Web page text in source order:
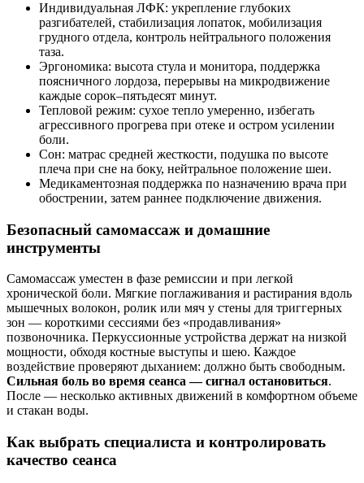
Индивидуальная ЛФК: укрепление глубоких
разгибателей, стабилизация лопаток, мобилизация
грудного отдела, контроль нейтрального положения
таза.
Эргономика: высота стула и монитора, поддержка
поясничного лордоза, перерывы на микродвижение
каждые сорок–пятьдесят минут.
Тепловой режим: сухое тепло умеренно, избегать
агрессивного прогрева при отеке и остром усилении
боли.
Сон: матрас средней жесткости, подушка по высоте
плеча при сне на боку, нейтральное положение шеи.
Медикаментозная поддержка по назначению врача при
обострении, затем раннее подключение движения.
Безопасный самомассаж и домашние
инструменты
Самомассаж уместен в фазе ремиссии и при легкой
хронической боли. Мягкие поглаживания и растирания вдоль
мышечных волокон, ролик или мяч у стены для триггерных
зон — короткими сессиями без «продавливания»
позвоночника. Перкуссионные устройства держат на низкой
мощности, обходя костные выступы и шею. Каждое
воздействие проверяют дыханием: должно быть свободным.
Сильная боль во время сеанса — сигнал остановиться.
После — несколько активных движений в комфортном объеме
и стакан воды.
Как выбрать специалиста и контролировать
качество сеанса